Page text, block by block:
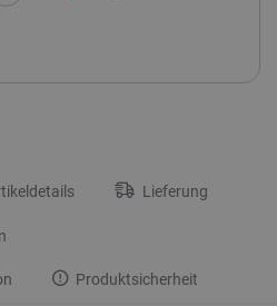
Lieferung
Produktsicherheit